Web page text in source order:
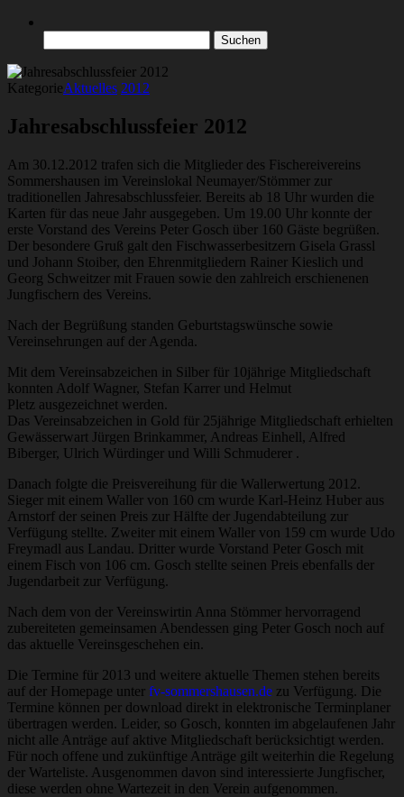
nach:
KategorieAktuelles 2012
Jahresabschlussfeier 2012
Am 30.12.2012 trafen sich die Mitglieder des Fischereivereins
Sommershausen im Vereinslokal Neumayer/Stömmer zur
traditionellen Jahresabschlussfeier. Bereits ab 18 Uhr wurden die
Karten für das neue Jahr ausgegeben. Um 19.00 Uhr konnte der
erste Vorstand des Vereins Peter Gosch über 160 Gäste begrüßen.
Der besondere Gruß galt den Fischwasserbesitzern Gisela Grassl
und Johann Stoiber, den Ehrenmitgliedern Rainer Kieslich und
Georg Schweitzer mit Frauen sowie den zahlreich erschienenen
Jungfischern des Vereins.
Nach der Begrüßung standen Geburtstagswünsche sowie
Vereinsehrungen auf der Agenda.
Mit dem Vereinsabzeichen in Silber für 10jährige Mitgliedschaft
konnten Adolf Wagner, Stefan Karrer und Helmut
Pletz ausgezeichnet werden.
Das Vereinsabzeichen in Gold für 25jährige Mitgliedschaft erhielten
Gewässerwart Jürgen Brinkammer, Andreas Einhell, Alfred
Biberger, Ulrich Würdinger und Willi Schmuderer .
Danach folgte die Preisvereihung für die Wallerwertung 2012.
Sieger mit einem Waller von 160 cm wurde Karl-Heinz Huber aus
Arnstorf der seinen Preis zur Hälfte der Jugendabteilung zur
Verfügung stellte. Zweiter mit einem Waller von 159 cm wurde Udo
Freymadl aus Landau. Dritter wurde Vorstand Peter Gosch mit
einem Fisch von 106 cm. Gosch stellte seinen Preis ebenfalls der
Jugendarbeit zur Verfügung.
Nach dem von der Vereinswirtin Anna Stömmer hervorragend
zubereiteten gemeinsamen Abendessen ging Peter Gosch noch auf
das aktuelle Vereinsgeschehen ein.
Die Termine für 2013 und weitere aktuelle Themen stehen bereits
auf der Homepage unter fv-sommershausen.de zu Verfügung. Die
Termine können per download direkt in elektronische Terminplaner
übertragen werden. Leider, so Gosch, konnten im abgelaufenen Jahr
nicht alle Anträge auf aktive Mitgliedschaft berücksichtigt werden.
Für noch offene und zukünftige Anträge gilt weiterhin die Regelung
der Warteliste. Ausgenommen davon sind interessierte Jungfischer,
diese werden ohne Wartezeit in den Verein aufgenommen.